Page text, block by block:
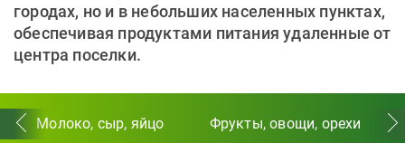
городах, но и в небольших населенных пунктах,
обеспечивая продуктами питания удаленные от
центра поселки.
Молоко, сыр, яйцо Фрукты, овощи, орехи